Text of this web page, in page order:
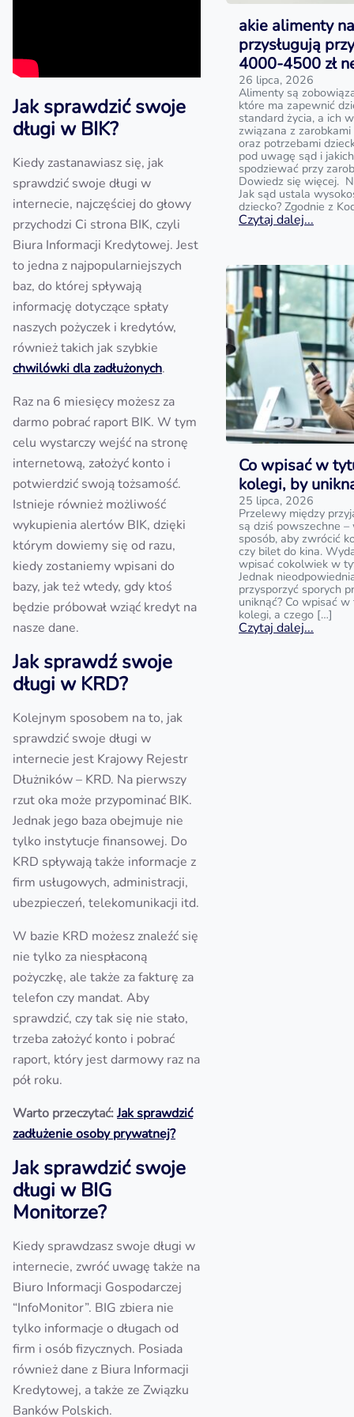
Jak sprawdzić swoje
długi w BIK?
Kiedy zastanawiasz się, jak
sprawdzić swoje długi w
internecie, najczęściej do głowy
przychodzi Ci strona BIK, czyli
Biura Informacji Kredytowej. Jest
to jedna z najpopularniejszych
baz, do której spływają
informację dotyczące spłaty
naszych pożyczek i kredytów,
również takich jak szybkie
chwilówki dla zadłużonych.
Raz na 6 miesięcy możesz za
darmo pobrać raport BIK. W tym
celu wystarczy wejść na stronę
internetową, założyć konto i
potwierdzić swoją tożsamość.
Istnieje również możliwość
wykupienia alertów BIK, dzięki
którym dowiemy się od razu,
kiedy zostaniemy wpisani do
bazy, jak też wtedy, gdy ktoś
będzie próbował wziąć kredyt na
nasze dane.
Jak sprawdź swoje
długi w KRD?
Kolejnym sposobem na to, jak
sprawdzić swoje długi w
internecie jest Krajowy Rejestr
Dłużników – KRD. Na pierwszy
rzut oka może przypominać BIK.
Jednak jego baza obejmuje nie
tylko instytucje finansowej. Do
KRD spływają także informacje z
firm usługowych, administracji,
ubezpieczeń, telekomunikacji itd.
W bazie KRD możesz znaleźć się
nie tylko za niespłaconą
pożyczkę, ale także za fakturę za
telefon czy mandat. Aby
sprawdzić, czy tak się nie stało,
trzeba założyć konto i pobrać
raport, który jest darmowy raz na
pół roku.
Warto przeczytać:Jak sprawdzić
zadłużenie osoby prywatnej?
Jak sprawdzić swoje
długi w BIG
Monitorze?
Kiedy sprawdzasz swoje długi w
internecie, zwróć uwagę także na
Biuro Informacji Gospodarczej
“InfoMonitor”. BIG zbiera nie
tylko informacje o długach od
firm i osób fizycznych. Posiada
również dane z Biura Informacji
Kredytowej, a także ze Związku
Banków Polskich.
akie alimenty
przysługują
4000-4500 zł
26 lipca, 2026
Alimenty są
które ma zapewnić
standard życia, a ich
związana z
oraz potrzebami
pod uwagę sąd i
spodziewać przy
Dowiedz się więcej.
Jak sąd ustala
dziecko? Zgodnie z
Czytaj dalej...
Co wpisać w
kolegi, by
25 lipca, 2026
Przelewy między
są dziś powszechne
sposób, aby zwrócić
czy bilet do kina.
wpisać cokolwiek w
Jednak
przysporzyć sporych
uniknąć? Co wpisać
kolegi, a czego […]
Czytaj dalej...